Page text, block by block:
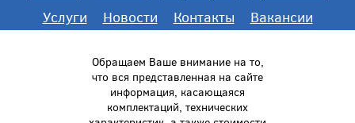
Услуги
Новости Контакты Вакансии
Обращаем Ваше внимание на то,
что вся представленная на сайте
информация, касающаяся
комплектаций, технических